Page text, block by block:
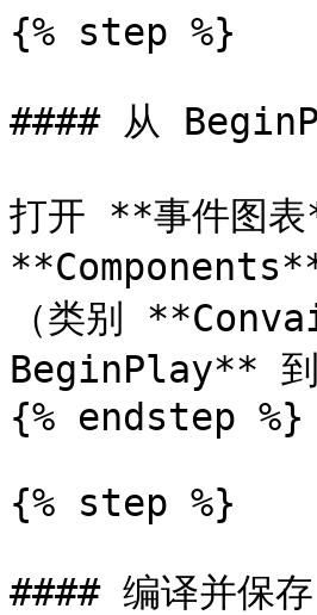
{% step %}
#### 从
打开 **事件图
（类别
BeginPlay**
{% endstep %}
{% step %}
#### 编译并保存